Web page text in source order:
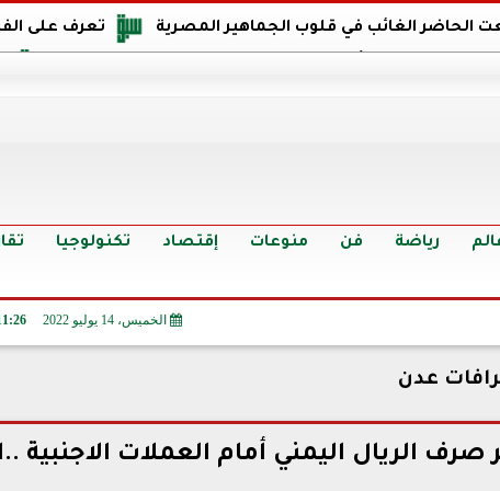
تعرف على
الحاضر الغائب في قلوب الجماهير المصرية
مواجهة مصر في كأس العالم: يمتلك قدرات هجومية مميزة
رياضة فن منوعات إقتصاد تكنولوجيا
الخميس، 14 يوليو 2022 11:26
عدن
الريال اليمني أمام العملات الاجنبية